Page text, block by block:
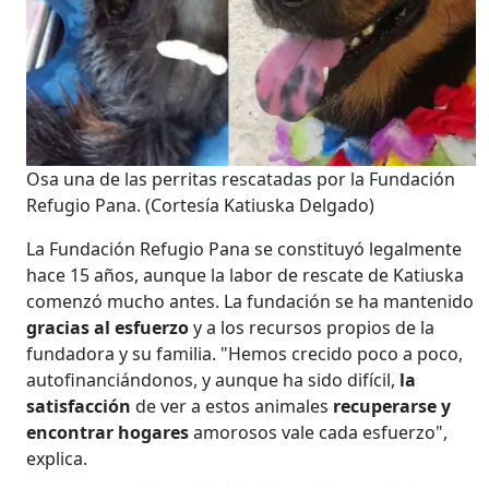
Osa una de las perritas rescatadas por la Fundación
Refugio Pana. (Cortesía Katiuska Delgado)
La Fundación Refugio Pana se constituyó legalmente
hace 15 años, aunque la labor de rescate de Katiuska
comenzó mucho antes. La fundación se ha mantenido
gracias al esfuerzoy a los recursos propios de la
fundadora y su familia. "Hemos crecido poco a poco,
autofinanciándonos, y aunque ha sido difícil, la
satisfacción de ver a estos animales recuperarse y
encontrar hogaresamorosos vale cada esfuerzo",
explica.